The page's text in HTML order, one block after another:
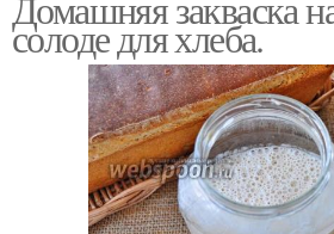
солоде для хлеба.